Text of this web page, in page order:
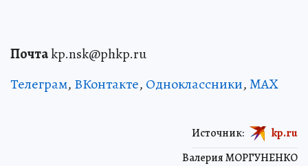
Почтаkp.nsk@phkp.ru
Телеграм, ВКонтакте, Одноклассники,MAX
Валерия МОРГУНЕНКО
Источник: kp.ru